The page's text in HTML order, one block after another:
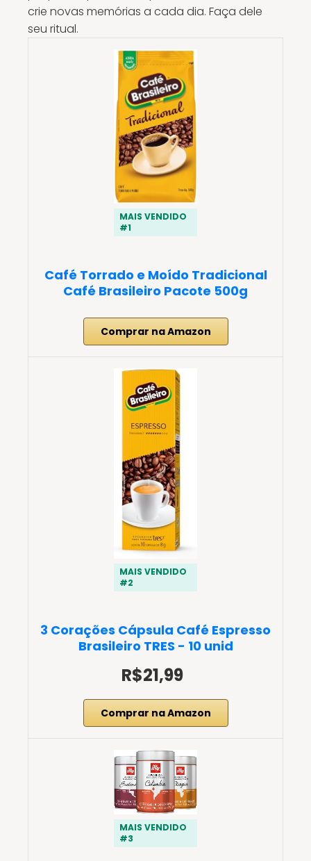
crie novas memórias a cada dia. Faça dele
seu ritual.
MAIS VENDIDO
#1
Café Torrado e Moído Tradicional
Café Brasileiro Pacote 500g
Comprar na Amazon
MAIS VENDIDO
#2
3 Corações Cápsula Café Espresso
Brasileiro TRES - 10 unid
R$21,99
Comprar na Amazon
MAIS VENDIDO
#3